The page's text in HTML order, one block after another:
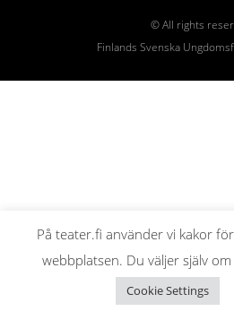
© All rights
Finlands Svenska
På teater.fi använder vi kakor
webbplatsen. Du väljer själv
Cookie Settings